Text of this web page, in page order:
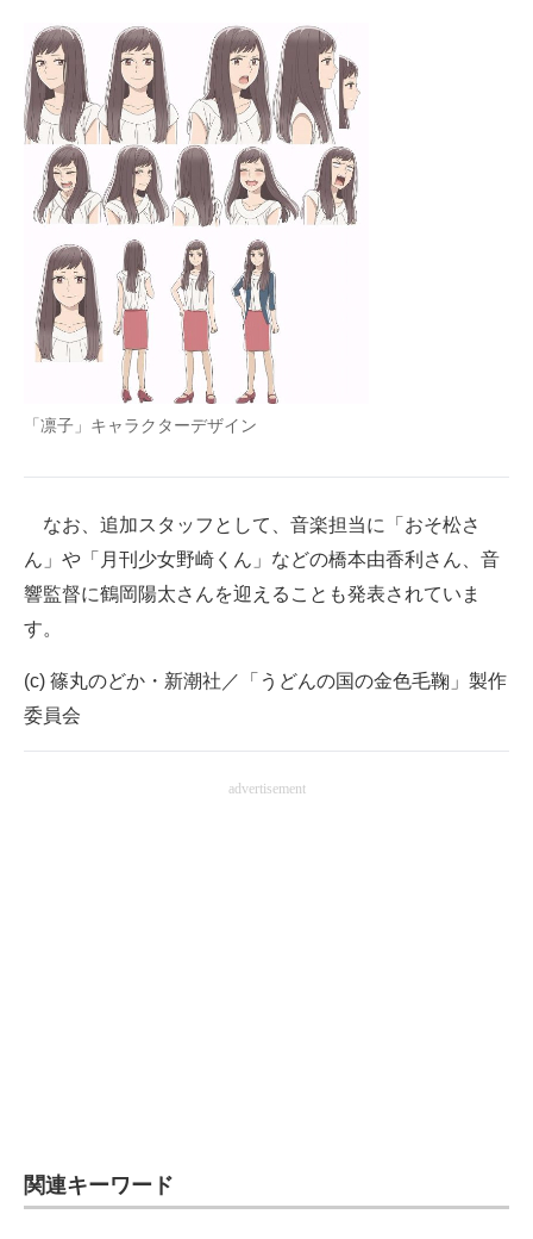
「凛子」キャラクターデザイン
なお、追加スタッフとして、音楽担当に「おそ松さ
ん」や「月刊少女野崎くん」などの橋本由香利さん、音
響監督に鶴岡陽太さんを迎えることも発表されていま
す。
(c) 篠丸のどか・新潮社／「うどんの国の金色毛鞠」製作
委員会
advertisement
関連キーワード